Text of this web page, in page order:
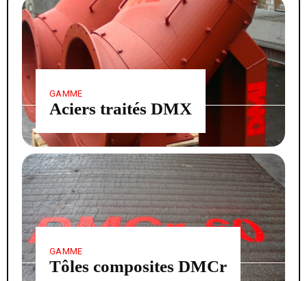
GAMME
Aciers traités DMX
GAMME
Tôles composites DMCr